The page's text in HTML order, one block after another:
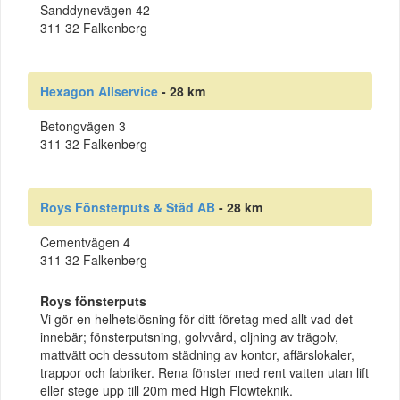
Sanddynevägen 42
311 32 Falkenberg
Hexagon Allservice - 28 km
Betongvägen 3
311 32 Falkenberg
Roys Fönsterputs & Städ AB - 28 km
Cementvägen 4
311 32 Falkenberg
Roys fönsterputs
Vi gör en helhetslösning för ditt företag med allt vad det
innebär; fönsterputsning, golvvård, oljning av trägolv,
mattvätt och dessutom städning av kontor, affärslokaler,
trappor och fabriker. Rena fönster med rent vatten utan lift
eller stege upp till 20m med High Flowteknik.